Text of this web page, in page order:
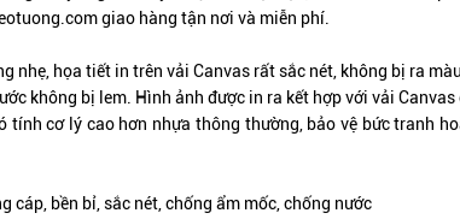
giao hàng tận nơi và miễn phí.
nhẹ, họa tiết in trên vải Canvas rất sắc nét, không bị ra
không bị lem. Hình ảnh được in ra kết hợp với vải
tính cơ lý cao hơn nhựa thông thường, bảo vệ bức tranh
cáp, bền bỉ, sắc nét, chống ẩm mốc, chống nước